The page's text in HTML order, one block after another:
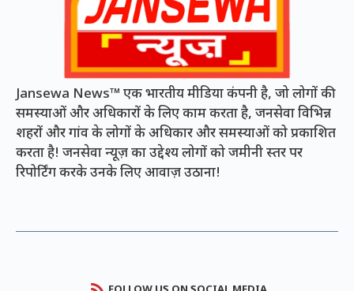
Jansewa News™ एक भारतीय मीडिया कंपनी है, जो लोगों की
समस्याओं और अधिकारों के लिए काम करता है, जनसेवा विभिन्न
शहरों और गांव के लोगों के अधिकार और समस्याओं को प्रकाशित
करता है! जनसेवा न्यूज़ का उद्देश्य लोगों को जमीनी स्तर पर
रिपोर्टिंग करके उनके लिए आवाज़ उठाना!